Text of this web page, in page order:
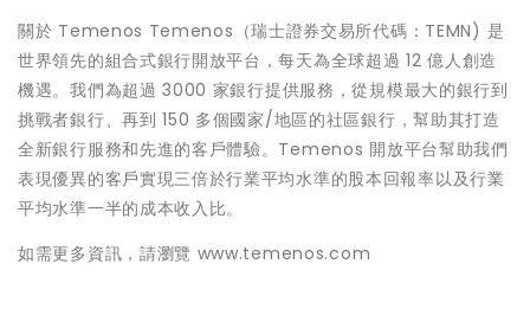
關於 Temenos Temenos（瑞士證券交易所代碼：TEMN) 是
世界領先的組合式銀行開放平台，每天為全球超過 12 億人創造
機遇。我們為超過 3000 家銀行提供服務，從規模最大的銀行到
挑戰者銀行、再到 150 多個國家/地區的社區銀行，幫助其打造
全新銀行服務和先進的客戶體驗。Temenos 開放平台幫助我們
表現優異的客戶實現三倍於行業平均水準的股本回報率以及行業
平均水準一半的成本收入比。
如需更多資訊，請瀏覽 www.temenos.com